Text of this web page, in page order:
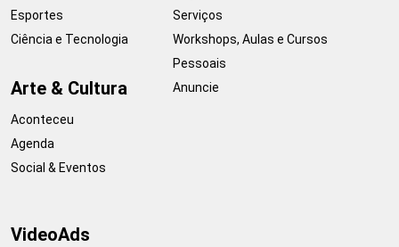
Esportes
Ciência e Tecnologia
Arte & Cultura
Aconteceu
Agenda
Social & Eventos
Serviços
Workshops, Aulas e Cursos
Pessoais
Anuncie
VideoAds